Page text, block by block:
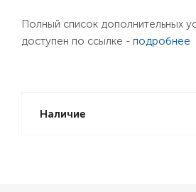
Полный список дополнительных
доступен по ссылке - подробнее
Наличие